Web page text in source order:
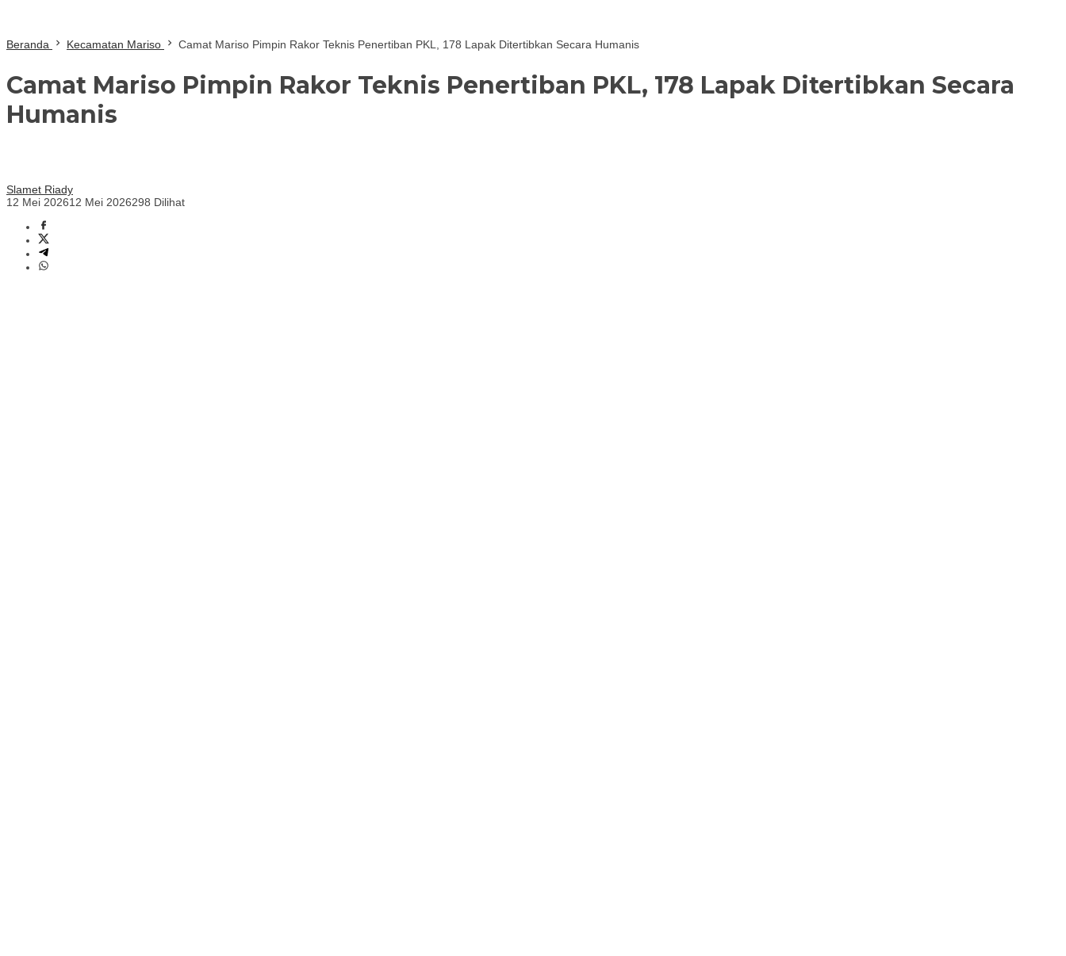
Beranda Kecamatan Mariso Camat Mariso Pimpin Rakor Teknis Penertiban PKL, 178 Lapak Ditertibkan Secara Humanis
Camat Mariso Pimpin Rakor Teknis Penertiban PKL, 178 Lapak Ditertibkan Secara
Humanis
Slamet Riady
12 Mei 202612 Mei 2026298 Dilihat